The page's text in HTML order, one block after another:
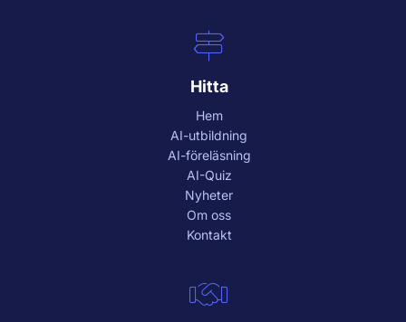
Hitta
Hem
AI-utbildning
AI-föreläsning
AI-Quiz
Nyheter
Om oss
Kontakt